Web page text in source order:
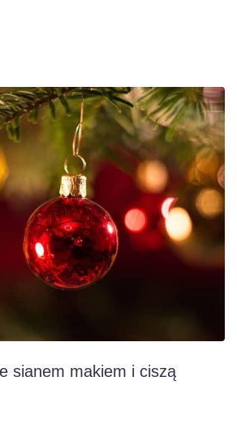
sianem makiem i ciszą